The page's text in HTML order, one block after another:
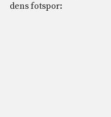
dens fotspor: